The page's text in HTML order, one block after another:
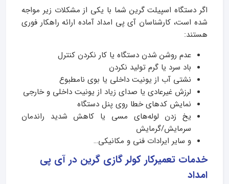
اگر دستگاه اسپیلت گرین شما با یکی از مشکلات زیر مواجه
شده است، کارشناسان آی پی امداد آماده ارائه راهکار فوری
هستند:
عدم روشن شدن دستگاه یا کار نکردن کنترل
باد سرد یا گرم تولید نکردن
نشتی آب از یونیت داخلی یا بوی نامطبوع
لرزش غیرعادی یا صدای زیاد از یونیت داخلی و خارجی
نمایش کدهای خطا روی پنل دستگاه
یخ زدن لوله‌های مسی یا کاهش شدید راندمان
سرمایش/گرمایش
و سایر ایرادات فنی و مکانیکی…
خدمات تعمیرکار کولر گازی گرین در آی پی
امداد‌